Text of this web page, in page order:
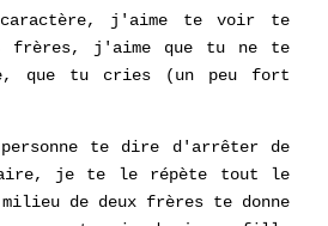
j'aime te voir te
frères, j'aime que tu ne te
que tu cries (un peu fort
te dire d'arrêter de
je te le répète tout le
de deux frères te donne